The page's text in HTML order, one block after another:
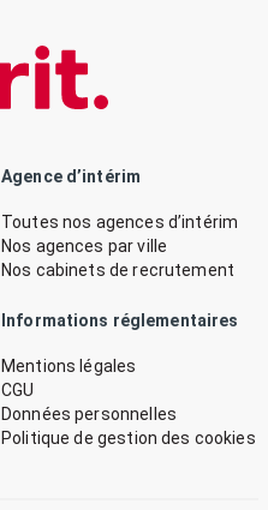
Agence d’intérim
Toutes nos agences d’intérim
Nos agences par ville
Nos cabinets de recrutement
Informations réglementaires
Mentions légales
CGU
Données personnelles
Politique de gestion des cookies